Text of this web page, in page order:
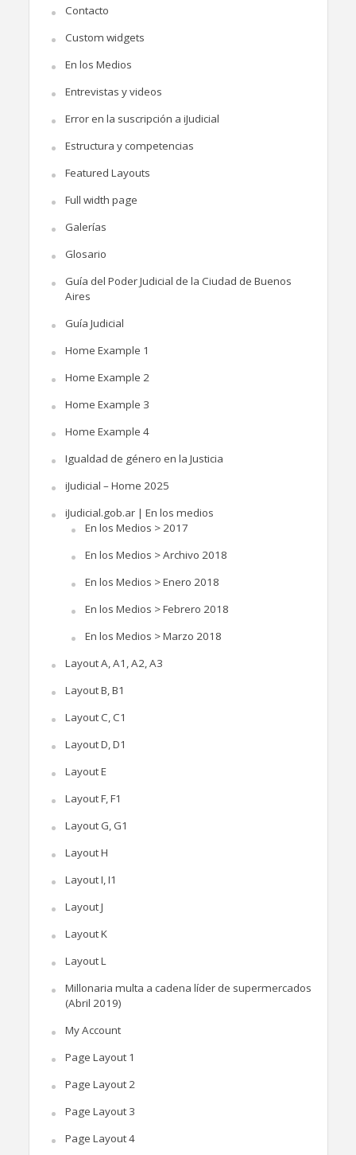
Contacto
Custom widgets
En los Medios
Entrevistas y videos
Error en la suscripción a iJudicial
Estructura y competencias
Featured Layouts
Full width page
Galerías
Glosario
Guía del Poder Judicial de la Ciudad de Buenos
Aires
Guía Judicial
Home Example 1
Home Example 2
Home Example 3
Home Example 4
Igualdad de género en la Justicia
iJudicial – Home 2025
iJudicial.gob.ar | En los medios
En los Medios > 2017
En los Medios > Archivo 2018
En los Medios > Enero 2018
En los Medios > Febrero 2018
En los Medios > Marzo 2018
Layout A, A1, A2, A3
Layout B, B1
Layout C, C1
Layout D, D1
Layout E
Layout F, F1
Layout G, G1
Layout H
Layout I, I1
Layout J
Layout K
Layout L
Millonaria multa a cadena líder de supermercados
(Abril 2019)
My Account
Page Layout 1
Page Layout 2
Page Layout 3
Page Layout 4